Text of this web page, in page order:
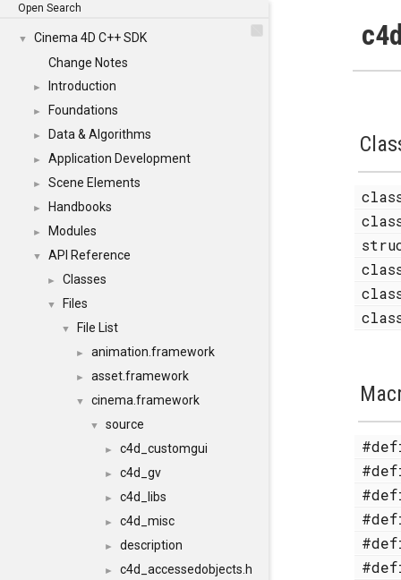
Open Search
▼
Cinema 4D C++ SDK
Change Notes
► Introduction
► Foundations
► Data & Algorithms
► Application Development
► Scene Elements
► Handbooks
► Modules
▼ API Reference
► Classes
▼ Files
▼ File List
► animation.framework
► asset.framework
▼ cinema.framework
▼ source
► c4d_customgui
► c4d_gv
► c4d_libs
► c4d_misc
► description
► c4d_accessedobjects.h